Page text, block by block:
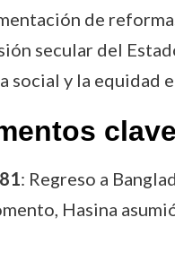
de
secular del
social y la equidad
: Regreso a
Hasina